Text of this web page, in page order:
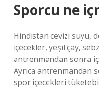
Sporcu ne
Hindistan cevizi suyu,
içecekler, yeşil çay,
antrenmandan sonra
Ayrıca antrenmandan
spor içecekleri